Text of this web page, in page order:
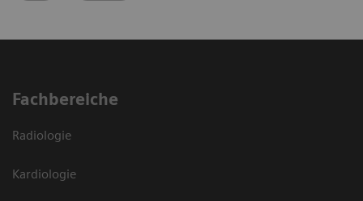
Fachbereiche
Radiologie
Kardiologie